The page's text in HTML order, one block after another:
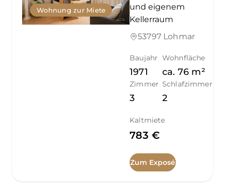
Wohnung zur Miete
und eigenem
Kellerraum
53797 Lohmar
Baujahr
1971
Wohnfläche
ca. 76 m²
Zimmer
3
Schlafzimmer
2
Kaltmiete
783 €
Zum Exposé